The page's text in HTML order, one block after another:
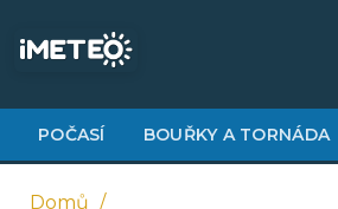
obsahu
POČASÍ BOUŘKY A TORNÁDA
Domů